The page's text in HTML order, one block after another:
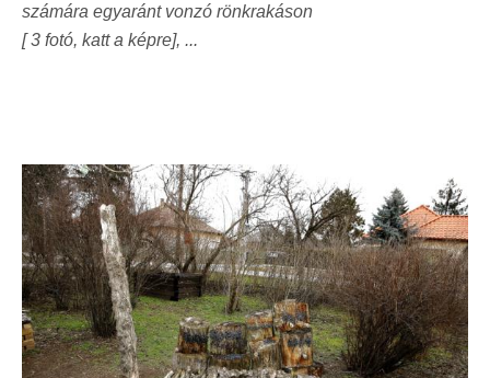
számára egyaránt vonzó rönkrakáson
[ 3 fotó, katt a képre], ...